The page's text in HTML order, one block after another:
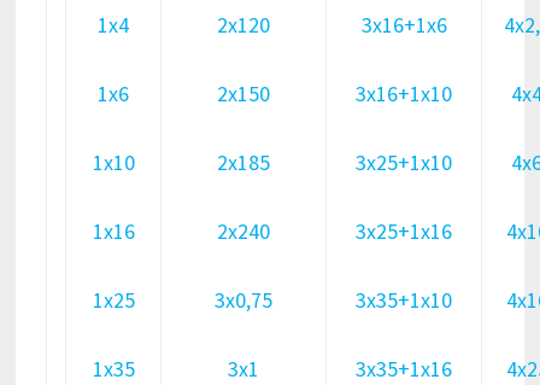
1х4
1х6
1х10
1х16
1х25
1х35
2х120
2х150
2х185
2х240
3х0,75
3х1
3х16+1х6
3х16+1х10
3х25+1х10
3х25+1х16
3х35+1х10
3х35+1х16